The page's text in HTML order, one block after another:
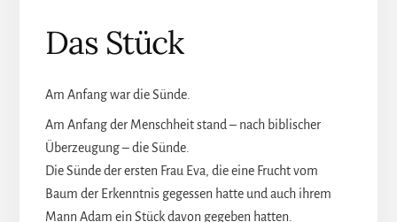
Das Stück
Am Anfang war die Sünde.
Am Anfang der Menschheit stand – nach biblischer
Überzeugung – die Sünde.
Die Sünde der ersten Frau Eva, die eine Frucht vom
Baum der Erkenntnis gegessen hatte und auch ihrem
Mann Adam ein Stück davon gegeben hatten.